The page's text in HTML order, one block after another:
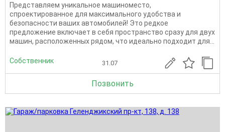
Представляем уникальное машиноместо,
спроектированное для максимального удобства и
безопасности ваших автомобилей! Это редкое
предложение включает в себя пространство сразу для двух
машин, расположенных рядом, что идеально подходит для...
Собственник 31.07
Позвонить